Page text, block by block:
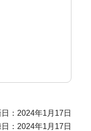
：2024年1月17日
：2024年1月17日